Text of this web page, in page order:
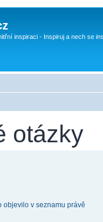
inspiraci - Inspiruj a nech se
otázky
objevilo v seznamu právě